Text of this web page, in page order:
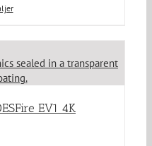
EV1 4K